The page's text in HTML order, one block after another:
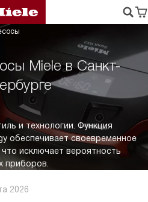
Miele в Санкт-
и технологии. Функция
обеспечивает своевременное
исключает вероятность
приборов.
2026